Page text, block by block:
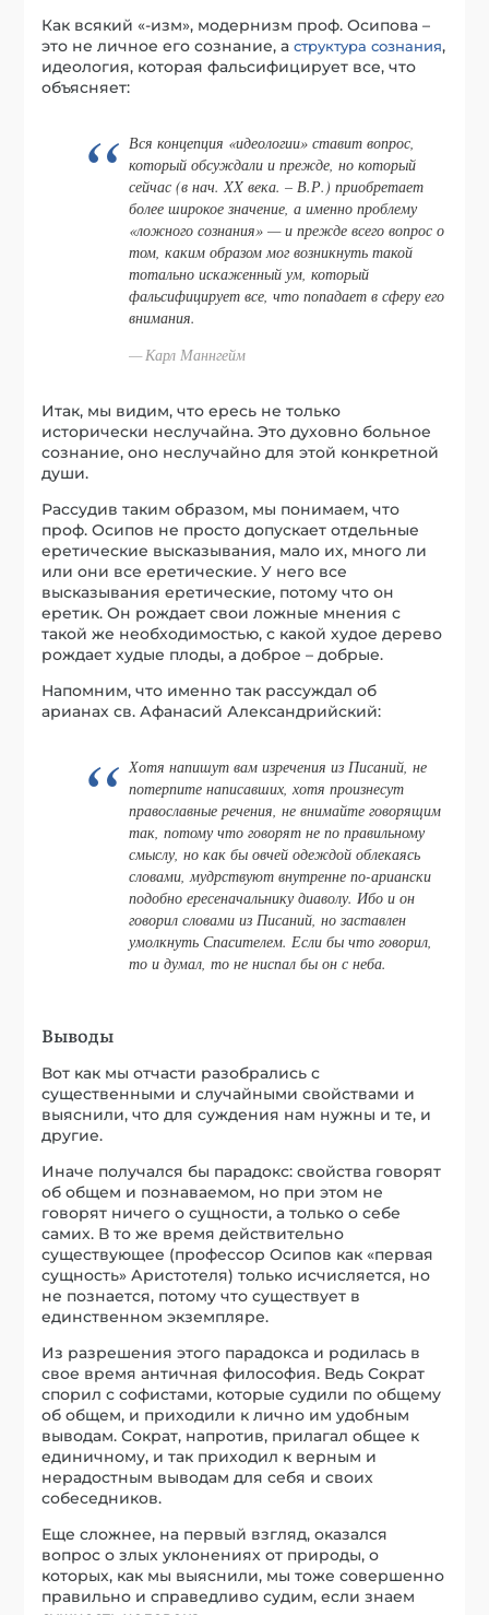
Как всякий «-изм», модернизм проф. Осипова –
это не личное его сознание, аструктура сознания,
идеология, которая фальсифицирует все, что
объясняет:
Вся концепция «идеологии» ставит вопрос,
который обсуждали и прежде, но который
сейчас (в нач. XX века. – В.Р.) приобретает
более широкое значение, а именно проблему
«ложного сознания» — и прежде всего вопрос о
том, каким образом мог возникнуть такой
тотально искаженный ум, который
фальсифицирует все, что попадает в сферу его
внимания.
Карл Маннгейм
Итак, мы видим, что ересь не только
исторически неслучайна. Это духовно больное
сознание, оно неслучайно для этой конкретной
души.
Рассудив таким образом, мы понимаем, что
проф. Осипов не просто допускает отдельные
еретические высказывания, мало их, много ли
или они все еретические. У него все
высказывания еретические, потому что он
еретик. Он рождает свои ложные мнения с
такой же необходимостью, с какой худое дерево
рождает худые плоды, а доброе – добрые.
Напомним, что именно так рассуждал об
арианах св. Афанасий Александрийский:
Хотя напишут вам изречения из Писаний, не
потерпите написавших, хотя произнесут
православные речения, не внимайте говорящим
так, потому что говорят не по правильному
смыслу, но как бы овчей одеждой облекаясь
словами, мудрствуют внутренне по-ариански
подобно ересеначальнику диаволу. Ибо и он
говорил словами из Писаний, но заставлен
умолкнуть Спасителем. Если бы что говорил,
то и думал, то не ниспал бы он с неба.
Выводы
Вот как мы отчасти разобрались с
существенными и случайными свойствами и
выяснили, что для суждения нам нужны и те, и
другие.
Иначе получался бы парадокс: свойства говорят
об общем и познаваемом, но при этом не
говорят ничего о сущности, а только о себе
самих. В то же время действительно
существующее (профессор Осипов как «первая
сущность» Аристотеля) только исчисляется, но
не познается, потому что существует в
единственном экземпляре.
Из разрешения этого парадокса и родилась в
свое время античная философия. Ведь Сократ
спорил с софистами, которые судили по общему
об общем, и приходили к лично им удобным
выводам. Сократ, напротив, прилагал общее к
единичному, и так приходил к верным и
нерадостным выводам для себя и своих
собеседников.
Еще сложнее, на первый взгляд, оказался
вопрос о злых уклонениях от природы, о
которых, как мы выяснили, мы тоже совершенно
правильно и справедливо судим, если знаем